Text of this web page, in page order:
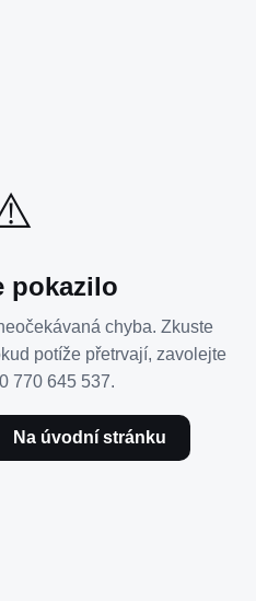
pokazilo
chyba. Zkuste
potíže přetrvají, zavolejte
770 645 537.
Na úvodní stránku